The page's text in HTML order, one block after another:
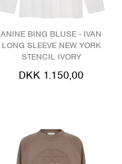
ANINE BING BLUSE - IVAN
LONG SLEEVE NEW YORK
STENCIL IVORY
DKK 1.150,00